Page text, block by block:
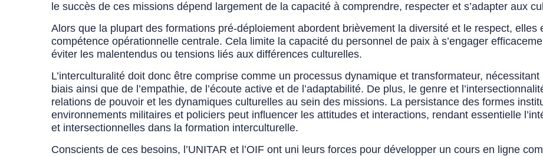
le succès de ces missions dépend largement de la capacité à comprendre, respecter et s’adapter aux
Alors que la plupart des formations pré-déploiement abordent brièvement la diversité et le respect, elles
compétence opérationnelle centrale. Cela limite la capacité du personnel de paix à s’engager
éviter les malentendus ou tensions liés aux différences culturelles.
L’interculturalité doit donc être comprise comme un processus dynamique et transformateur,
biais ainsi que de l’empathie, de l’écoute active et de l’adaptabilité. De plus, le genre et
relations de pouvoir et les dynamiques culturelles au sein des missions. La persistance des formes
environnements militaires et policiers peut influencer les attitudes et interactions, rendant essentielle
et intersectionnelles dans la formation interculturelle.
Conscients de ces besoins, l’UNITAR et l’OIF ont uni leurs forces pour développer un cours en ligne